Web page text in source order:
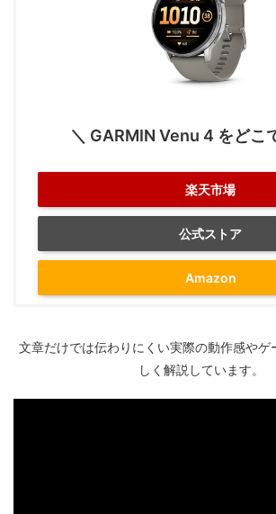
＼ GARMIN Venu 4 をどこ
楽天市場
公式ストア
Amazon
文章だけでは伝わりにくい実際の動作感やゲ
しく解説しています。